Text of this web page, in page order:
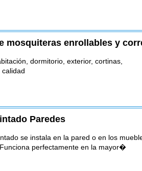
mosquiteras enrollables y
dormitorio, exterior, cortinas,
Paredes
se instala en la pared o en los
perfectamente en la mayor�